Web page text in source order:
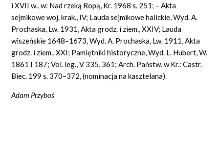
i XVII w., w: Nad rzeką Ropą, Kr. 1968 s. 251; – Akta
sejmikowe woj. krak., IV; Lauda sejmikowe halickie, Wyd. A.
Prochaska, Lw. 1931, Akta grodz. i ziem., XXIV; Lauda
wiszeńskie 1648–1673, Wyd. A. Prochaska, Lw. 1911, Akta
grodz. i ziem., XXI; Pamiętniki historyczne, Wyd. L. Hubert, W.
1861 I 187; Vol. leg., V 335, 361; Arch. Państw. w Kr.: Castr.
Biec. 199 s. 370–372, (nominacja na kasztelana).
Adam Przyboś